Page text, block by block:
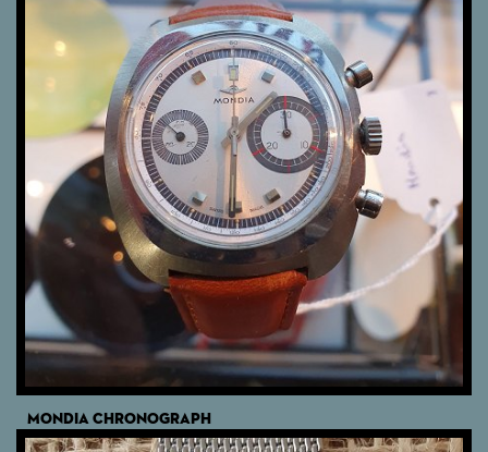
MONDIA CHRONOGRAPH